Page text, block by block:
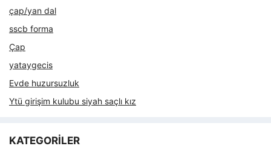
çap/yan dal
sscb forma
Çap
yataygecis
Evde huzursuzluk
Ytü girişim kulubu siyah saçlı kız
KATEGORİLER